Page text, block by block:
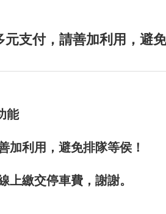
支付，請善加利用，避
能
加利用，避免排隊等侯！
繳交停車費，謝謝。